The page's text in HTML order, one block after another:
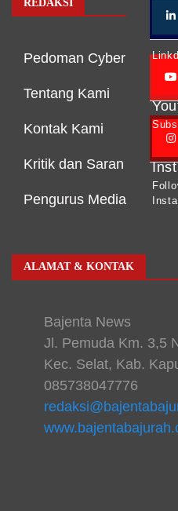
REDAKSI
Pedoman Cyber
Tentang Kami
Kontak Kami
Kritik dan Saran
Pengurus Media
ALAMAT & KONTAK
Bajenta News
Jl. Pemuda Km. 3,5
Kec. Selat, Kab.
085738047776